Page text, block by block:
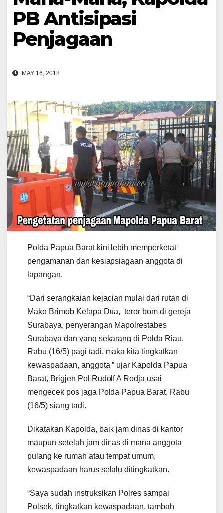
PB Antisipasi
Penjagaan
MAY 16, 2018
Polda Papua Barat kini lebih memperketat
pengamanan dan kesiapsiagaan anggota di
lapangan.
“Dari serangkaian kejadian mulai dari rutan di
Mako Brimob Kelapa Dua, teror bom di gereja
Surabaya, penyerangan Mapolrestabes
Surabaya dan yang sekarang di Polda Riau,
Rabu (16/5) pagi tadi, maka kita tingkatkan
kewaspadaan, anggota,” ujar Kapolda Papua
Barat, Brigjen Pol Rudolf A Rodja usai
mengecek pos jaga Polda Papua Barat, Rabu
(16/5) siang tadi.
Dikatakan Kapolda, baik jam dinas di kantor
maupun setelah jam dinas di mana anggota
pulang ke rumah atau tempat umum,
kewaspadaan harus selalu ditingkatkan.
“Saya sudah instruksikan Polres sampai
Polsek, tingkatkan kewaspadaan, tambah